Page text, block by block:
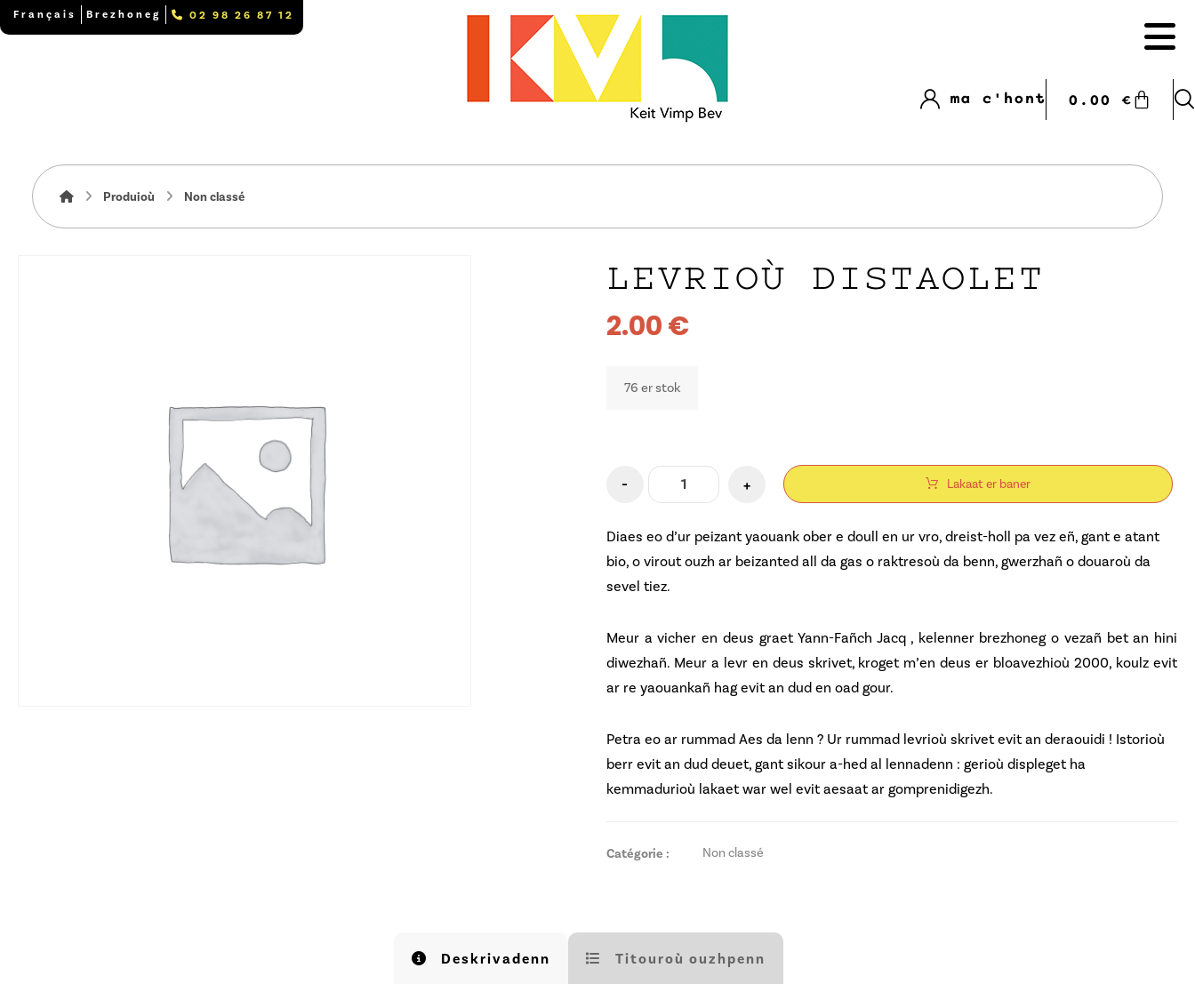
Français Brezhoneg 02 98 26 87 12
0.00 €
ma c'hont
Produioù Non classé
LEVRIOÙ DISTAOLET
2.00€
76 er stok
- + Lakaat er baner
Diaes eo d’ur peizant yaouank ober e doull en ur vro, dreist-holl pa vez eñ, gant e atant
bio, o virout ouzh ar beizanted all da gas o raktresoù da benn, gwerzhañ o douaroù da
sevel tiez.
Meur a vicher en deus graet Yann-Fañch Jacq , kelenner brezhoneg o vezañ bet an hini
diwezhañ. Meur a levr en deus skrivet, kroget m’en deus er bloavezhioù 2000, koulz evit
ar re yaouankañ hag evit an dud en oad gour.
Petra eo ar rummad Aes da lenn ? Ur rummad levrioù skrivet evit an deraouidi ! Istorioù
berr evit an dud deuet, gant sikour a-hed al lennadenn : gerioù displeget ha
kemmadurioù lakaet war wel evit aesaat ar gomprenidigezh.
Catégorie : Non classé
Deskrivadenn Titouroù ouzhpenn